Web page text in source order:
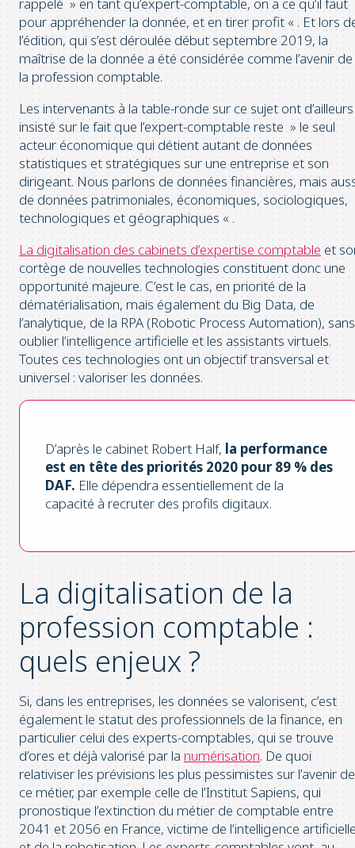
pour appréhender la donnée, et en tirer profit « . Et lors
l’édition, qui s’est déroulée début septembre 2019, la
maîtrise de la donnée a été considérée comme l’avenir de
la profession comptable.
Les intervenants à la table-ronde sur ce sujet ont d’ailleurs
insisté sur le fait que l’expert-comptable reste » le seul
acteur économique qui détient autant de données
statistiques et stratégiques sur une entreprise et son
dirigeant. Nous parlons de données financières, mais
de données patrimoniales, économiques, sociologiques,
technologiques et géographiques « .
La digitalisation des cabinets d’expertise comptable et
cortège de nouvelles technologies constituent donc une
opportunité majeure. C’est le cas, en priorité de la
dématérialisation, mais également du Big Data, de
l’analytique, de la RPA (Robotic Process Automation), sans
oublier l’intelligence artificielle et les assistants virtuels.
Toutes ces technologies ont un objectif transversal et
universel : valoriser les données.
D’après le cabinet Robert Half, la performance
est en tête des priorités 2020 pour 89 % des
DAF. Elle dépendra essentiellement de la
capacité à recruter des profils digitaux.
La digitalisation de la
profession comptable :
quels enjeux ?
Si, dans les entreprises, les données se valorisent, c’est
également le statut des professionnels de la finance, en
particulier celui des experts-comptables, qui se trouve
d’ores et déjà valorisé par la numérisation. De quoi
relativiser les prévisions les plus pessimistes sur l’avenir de
ce métier, par exemple celle de l’Institut Sapiens, qui
pronostique l’extinction du métier de comptable entre
2041 et 2056 en France, victime de l’intelligence